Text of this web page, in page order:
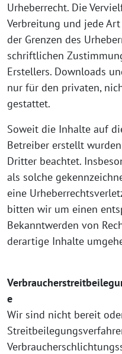
Urheberrecht. Die
Verbreitung und jede
der Grenzen des
schriftlichen
Erstellers. Downloads
nur für den privaten,
gestattet.
Soweit die Inhalte auf
Betreiber erstellt
Dritter beachtet.
als solche
eine
bitten wir um einen
Bekanntwerden von
derartige Inhalte
e
Wir sind nicht bereit